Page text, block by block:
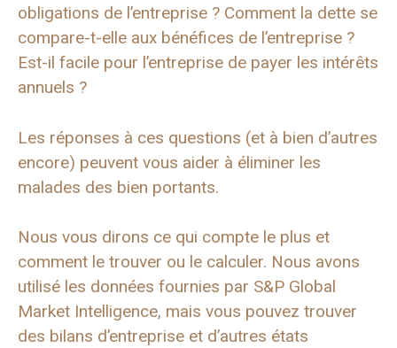
obligations de l’entreprise ? Comment la dette se
compare-t-elle aux bénéfices de l’entreprise ?
Est-il facile pour l’entreprise de payer les intérêts
annuels ?
Les réponses à ces questions (et à bien d’autres
encore) peuvent vous aider à éliminer les
malades des bien portants.
Nous vous dirons ce qui compte le plus et
comment le trouver ou le calculer. Nous avons
utilisé les données fournies par S&P Global
Market Intelligence, mais vous pouvez trouver
des bilans d’entreprise et d’autres états